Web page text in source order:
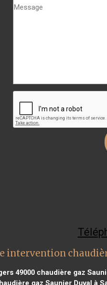
intervention
49000 chaudière gaz
gaz Saunier Duval à